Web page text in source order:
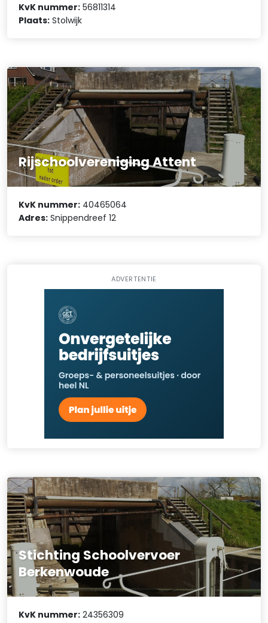
KvK nummer: 56811314
Plaats: Stolwijk
Rijschoolvereniging Attent
KvK nummer: 40465064
Adres: Snippendreef 12
ADVERTENTIE
Stichting Schoolvervoer
Berkenwoude
KvK nummer: 24356309